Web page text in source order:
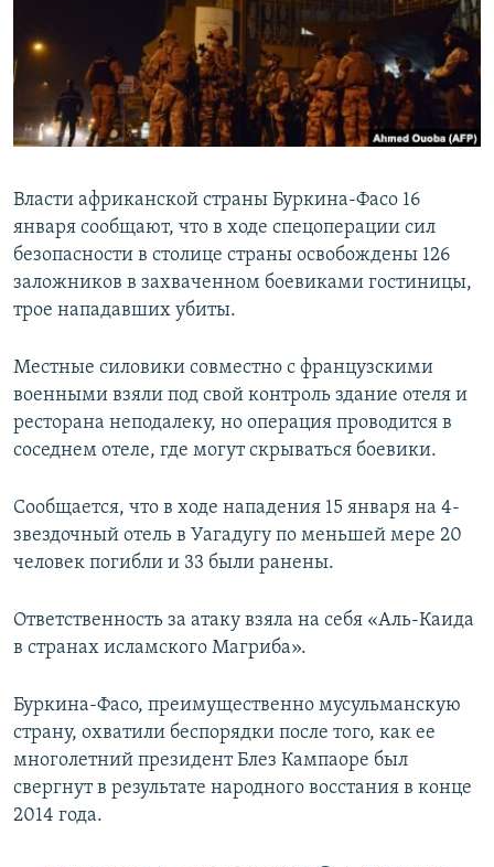
ПОБЕДИТЕЛЕЙ НЕ СУДЯТ?
КРЫМ.НЕПОКОРЕННЫЙ
ELIFBE
УКРАИНСКАЯ ПРОБЛЕМА КРЫМА
Власти африканской страны Буркина-Фасо 16
января сообщают, что в ходе спецоперации сил
безопасности в столице страны освобождены 126
заложников в захваченном боевиками гостиницы,
трое нападавших убиты.
Местные силовики совместно с французскими
военными взяли под свой контроль здание отеля и
ресторана неподалеку, но операция проводится в
соседнем отеле, где могут скрываться боевики.
Сообщается, что в ходе нападения 15 января на 4-
звездочный отель в Уагадугу по меньшей мере 20
человек погибли и 33 были ранены.
Ответственность за атаку взяла на себя «Аль-Каида
в странах исламского Магриба».
Буркина-Фасо, преимущественно мусульманскую
страну, охватили беспорядки после того, как ее
многолетний президент Блез Кампаоре был
свергнут в результате народного восстания в конце
2014 года.